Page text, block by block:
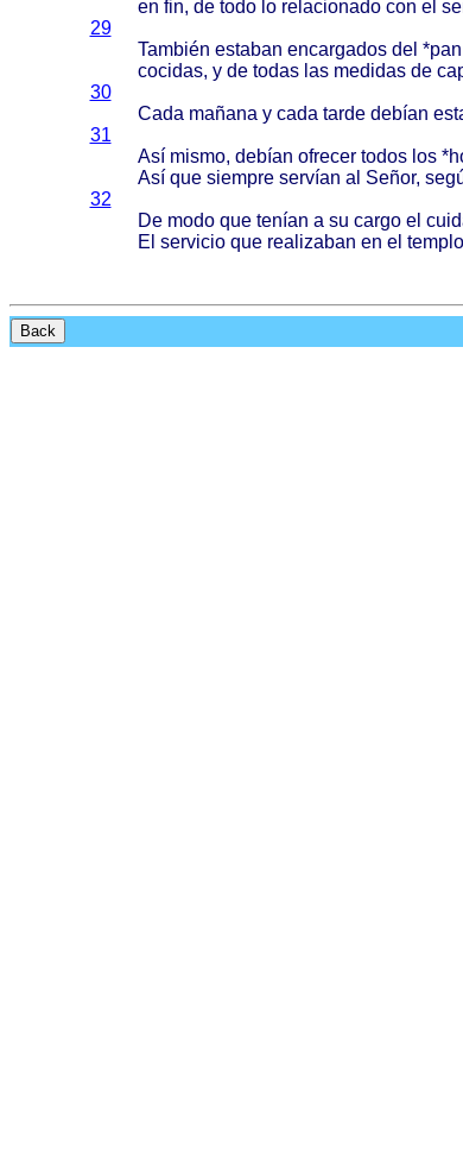
en fin, de todolo relacionadocon el
29
También estaban encargadosdel *pan
cocidas, y de todaslas medidasde
30
Cada mañana y cada tarde debían
31
Así mismo, debían ofrecer todoslos *
Asíque siempre servían al Señor,
32
De modoque tenían a su cargoel
El servicioque realizaban en el templo
Back